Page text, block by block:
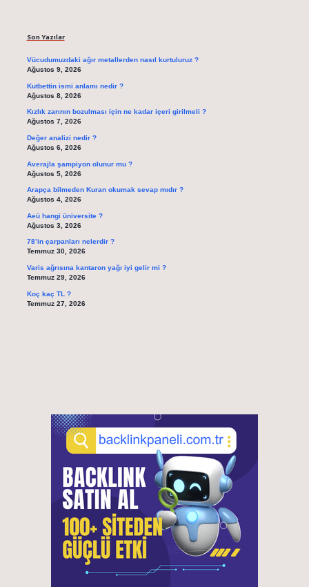
Son Yazılar
Vücudumuzdaki ağır metallerden nasıl kurtuluruz ?
Ağustos 9, 2026
Kutbettin ismi anlamı nedir ?
Ağustos 8, 2026
Kızlık zarının bozulması için ne kadar içeri girilmeli ?
Ağustos 7, 2026
Değer analizi nedir ?
Ağustos 6, 2026
Averajla şampiyon olunur mu ?
Ağustos 5, 2026
Arapça bilmeden Kuran okumak sevap mıdır ?
Ağustos 4, 2026
Aeü hangi üniversite ?
Ağustos 3, 2026
78’in çarpanları nelerdir ?
Temmuz 30, 2026
Varis ağrısına kantaron yağı iyi gelir mi ?
Temmuz 29, 2026
Koç kaç TL ?
Temmuz 27, 2026